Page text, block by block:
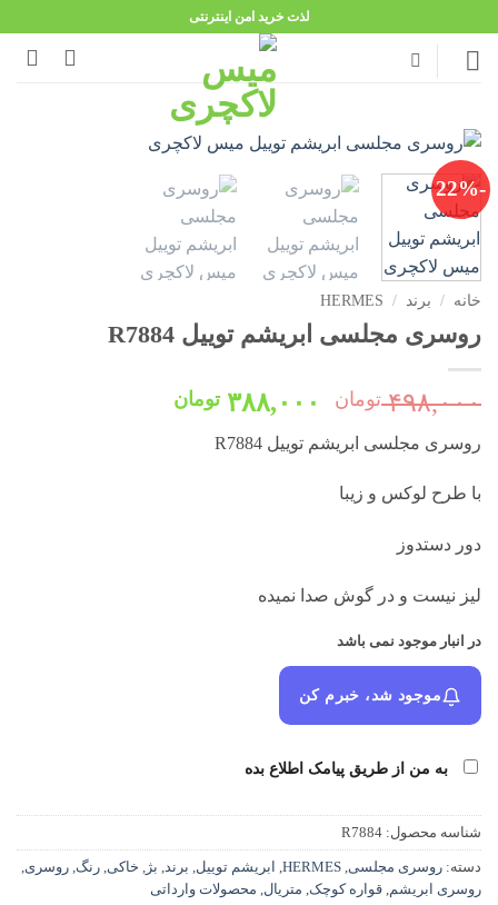
content
لذت خرید امن اینترنتی
-22%
خانه / برند /
HERMES
روسری مجلسی ابریشم توییل R7884
۴۹۸,۰۰۰ تومان
قیمت
اصلی:
۴۹۸,۰۰۰ تومان
۳۸۸,۰۰۰ تومان
روسری مجلسی ابریشم توییل R7884
با طرح لوکس و زیبا
دور دستدوز
لیز نیست و در گوش صدا نمیده
در انبار موجود نمی باشد
موجود شد، خبرم کن
به من از طریق پیامک اطلاع بده
شناسه محصول: R7884
دسته: روسری مجلسی HERMES ابریشم توییل برند بژ خاکی رنگ روسری
روسری ابریشم قواره کوچک متریال محصولات وارداتی